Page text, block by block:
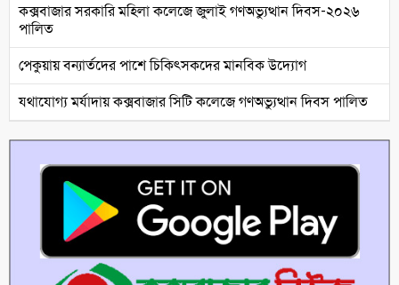
কক্সবাজার সরকারি মহিলা কলেজে জুলাই গণঅভ্যুত্থান দিবস-২০২৬
পালিত
পেকুয়ায় বন্যার্তদের পাশে চিকিৎসকদের মানবিক উদ্যোগ
যথাযোগ্য মর্যাদায় কক্সবাজার সিটি কলেজে গণঅভ্যুত্থান দিবস পালিত